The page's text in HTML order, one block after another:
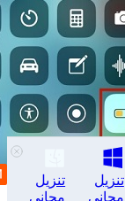
تنزيل
مجاني
تنزيل
مجاني